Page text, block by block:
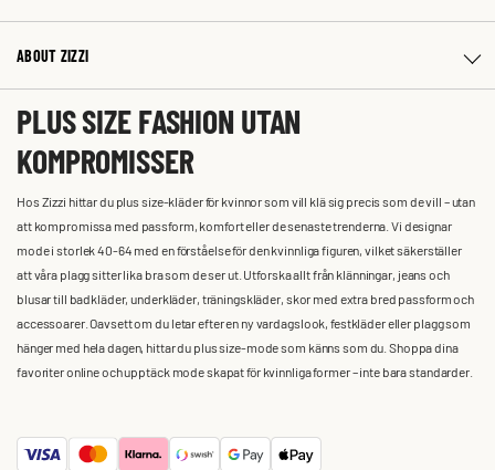
ABOUT ZIZZI
PLUS SIZE FASHION UTAN
KOMPROMISSER
Hos Zizzi hittar du plus size-kläder för kvinnor som vill klä sig precis som de vill – utan
att kompromissa med passform, komfort eller de senaste trenderna. Vi designar
mode i storlek 40-64 med en förståelse för den kvinnliga figuren, vilket säkerställer
att våra plagg sitter lika bra som de ser ut. Utforska allt från klänningar, jeans och
blusar till badkläder, underkläder, träningskläder, skor med extra bred passform och
accessoarer. Oavsett om du letar efter en ny vardagslook, festkläder eller plagg som
hänger med hela dagen, hittar du plus size-mode som känns som du. Shoppa dina
favoriter online och upptäck mode skapat för kvinnliga former – inte bara standarder.